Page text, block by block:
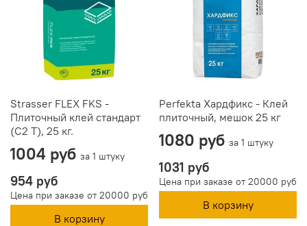
Strasser FLEX FKS -
Плиточный клей стандарт
(C2 T), 25 кг.
1004 руб за 1 штуку
954 руб
Цена при заказе от 20000 руб
В корзину
Perfekta Хардфикс - Клей
плиточный, мешок 25 кг
1080 руб за 1 штуку
1031 руб
Цена при заказе от 20000 руб
В корзину